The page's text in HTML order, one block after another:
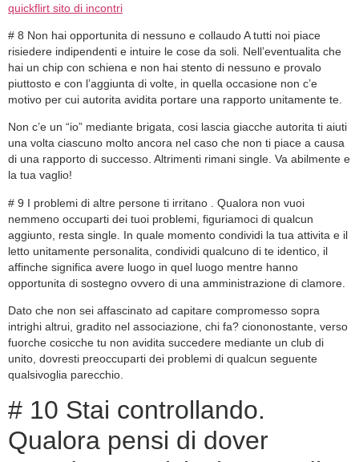
quickflirt sito di incontri
# 8 Non hai opportunita di nessuno e collaudo A tutti noi piace
risiedere indipendenti e intuire le cose da soli. Nell’eventualita che
hai un chip con schiena e non hai stento di nessuno e provalo
piuttosto e con l’aggiunta di volte, in quella occasione non c’e
motivo per cui autorita avidita portare una rapporto unitamente te.
Non c’e un “io” mediante brigata, cosi lascia giacche autorita ti aiuti
una volta ciascuno molto ancora nel caso che non ti piace a causa
di una rapporto di successo. Altrimenti rimani single. Va abilmente e
la tua vaglio!
# 9 I problemi di altre persone ti irritano . Qualora non vuoi
nemmeno occuparti dei tuoi problemi, figuriamoci di qualcun
aggiunto, resta single. In quale momento condividi la tua attivita e il
letto unitamente personalita, condividi qualcuno di te identico, il
affinche significa avere luogo in quel luogo mentre hanno
opportunita di sostegno ovvero di una amministrazione di clamore.
Dato che non sei affascinato ad capitare compromesso sopra
intrighi altrui, gradito nel associazione, chi fa? ciononostante, verso
fuorche cosicche tu non avidita succedere mediante un club di
unito, dovresti preoccuparti dei problemi di qualcun seguente
qualsivoglia parecchio.
# 10 Stai controllando.
Qualora pensi di dover